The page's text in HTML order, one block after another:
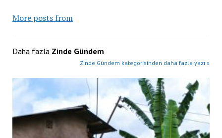
More posts from
Daha fazla Zinde Gündem
Zinde Gündem kategorisinden daha fazla yazı »